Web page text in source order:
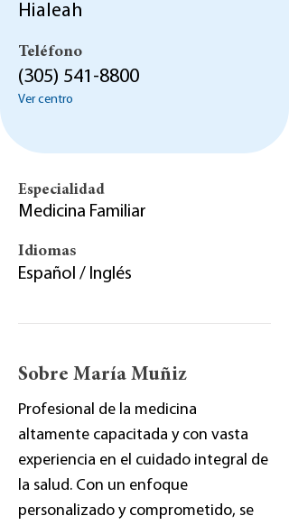
Hialeah
Teléfono
(305) 541-8800
Ver centro
Especialidad
Medicina Familiar
Idiomas
Español / Inglés
Sobre María Muñiz
Profesional de la medicina
altamente capacitada y con vasta
experiencia en el cuidado integral de
la salud. Con un enfoque
personalizado y comprometido, se